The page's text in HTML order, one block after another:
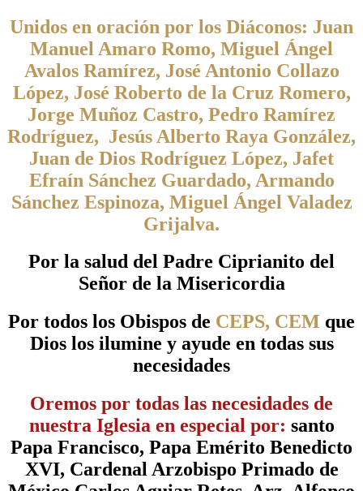
Unidos en oración por los Diáconos: Juan
Manuel Amaro Romo, Miguel Ángel
Avalos Ramírez, José Antonio Collazo
López, José Roberto de la Cruz Romero,
Jorge Muñoz Castro, Pedro Ramírez
Rodríguez, Jesús Alberto Raya González,
Juan de Dios Rodríguez López, Jafet
Efraín Sánchez Guardado, Armando
Sánchez Espinoza, Miguel Ángel Valadez
Grijalva.
Por la salud del Padre Ciprianito del
Señor de la Misericordia
Por todos los Obispos de CEPS, CEM que
Dios los ilumine y ayude en todas sus
necesidades
Oremos por todas las necesidades de
nuestra Iglesia en especial por: santo
Papa Francisco, Papa Emérito Benedicto
XVI, Cardenal Arzobispo Primado de